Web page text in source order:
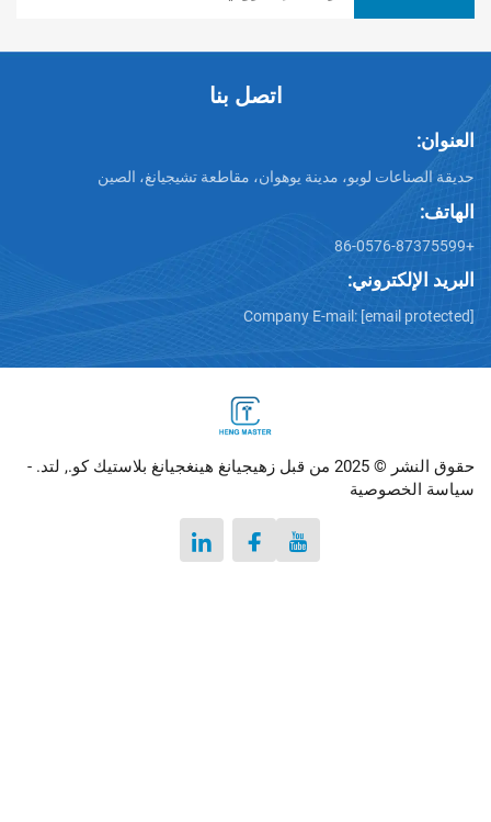
لوبو، مدينة يوهوان، مقاطعة تشيجيانغ، الصين
Company E-mail:
كو., لتد. -